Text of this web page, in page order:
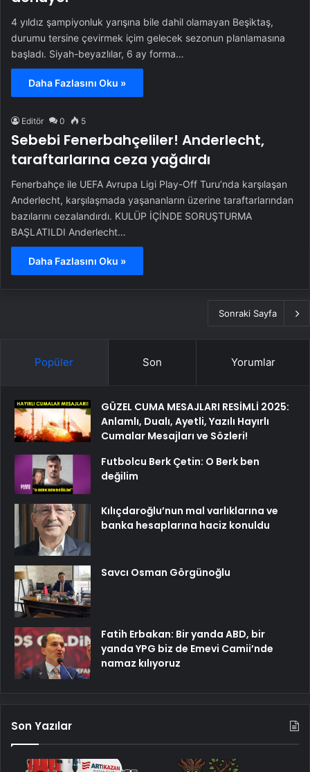
4 yıldız şampiyonluk yarışına bile dahil olamayan Beşiktaş,
durumu tersine çevirmek içim gelecek sezonun planlamasına
başladı. Siyah-beyazlılar, 6 ay forma…
Daha Fazlasını Oku »
Editör 0 5
Sebebi Fenerbahçeliler! Anderlecht,
taraftarlarına ceza yağdırdı
Fenerbahçe ile UEFA Avrupa Ligi Play-Off Turu’nda karşılaşan
Anderlecht, karşılaşmada yaşananların üzerine taraftarlarından
bazılarını cezalandırdı. KULÜP İÇİNDE SORUŞTURMA
BAŞLATILDI Anderlecht…
Daha Fazlasını Oku »
Sonraki Sayfa
Popüler Son Yorumlar
GÜZEL CUMA MESAJLARI RESİMLİ 2025:
Anlamlı, Dualı, Ayetli, Yazılı Hayırlı
Cumalar Mesajları ve Sözleri!
Futbolcu Berk Çetin: O Berk ben
değilim
Kılıçdaroğlu’nun mal varlıklarına ve
banka hesaplarına haciz konuldu
Savcı Osman Görgünoğlu
Fatih Erbakan: Bir yanda ABD, bir
yanda YPG biz de Emevi Camii’nde
namaz kılıyoruz
Son Yazılar